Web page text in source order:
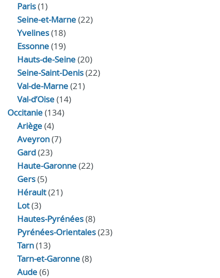
Paris(1)
Seine-et-Marne(22)
Yvelines(18)
Essonne(19)
Hauts-de-Seine(20)
Seine-Saint-Denis(22)
Val-de-Marne(21)
Val-d’Oise(14)
Occitanie(134)
Ariège(4)
Aveyron(7)
Gard(23)
Haute-Garonne(22)
Gers(5)
Hérault(21)
Lot(3)
Hautes-Pyrénées(8)
Pyrénées-Orientales(23)
Tarn(13)
Tarn-et-Garonne(8)
Aude(6)